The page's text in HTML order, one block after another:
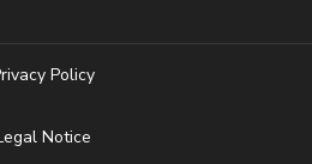
Policy
Notice